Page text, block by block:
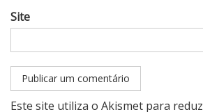
Site
Este site utiliza o Akismet para